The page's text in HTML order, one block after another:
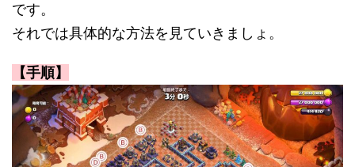
です。
それでは具体的な方法を見ていきましょ。
【手順】